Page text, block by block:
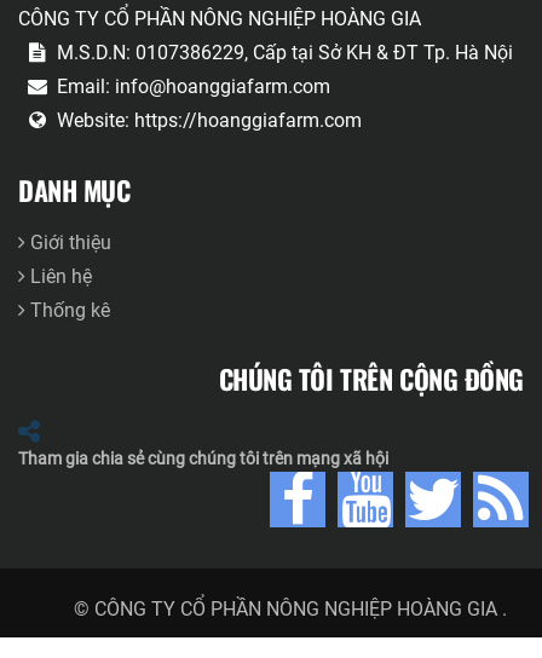
CÔNG TY CỔ PHẦN NÔNG NGHIỆP HOÀNG GIA
M.S.D.N: 0107386229, Cấp tại Sở KH & ĐT Tp. Hà Nội
Email: info@hoanggiafarm.com
Website: https://hoanggiafarm.com
DANH MỤC
Giới thiệu
Liên hệ
Thống kê
CHÚNG TÔI TRÊN CỘNG ĐỒNG
Tham gia chia sẻ cùng chúng tôi trên mạng xã hội
© CÔNG TY CỔ PHẦN NÔNG NGHIỆP HOÀNG GIA .